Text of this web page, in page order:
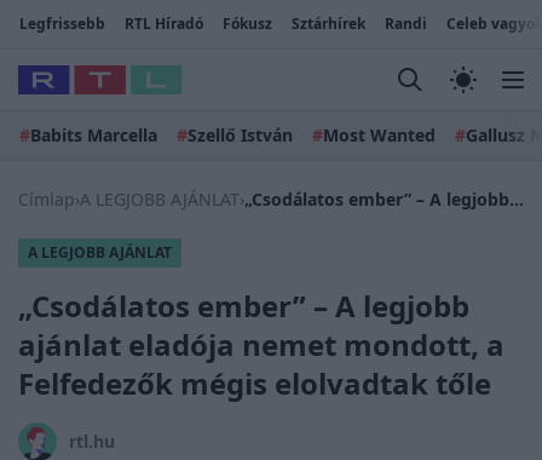
Legfrissebb RTL Híradó Fókusz Sztárhírek Randi Celeb
#Babits Marcella #Szellő István #Most Wanted #Gallusz
Címlap›A LEGJOBB AJÁNLAT› „Csodálatos ember” – A legjobb ajánlat eladója nemet mondott, a Felfedezők mégis elolvadtak tőle
A LEGJOBB AJÁNLAT
„Csodálatos ember” – A legjobb
ajánlat eladója nemet mondott, a
Felfedezők mégis elolvadtak tőle
rtl.hu